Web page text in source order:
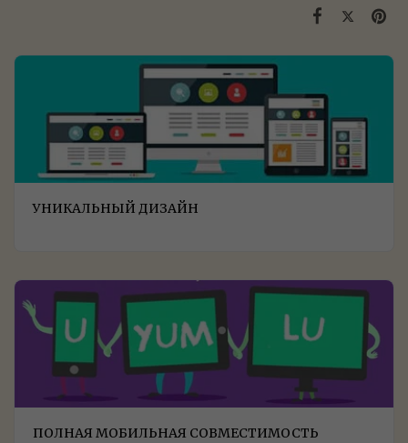
УНИКАЛЬНЫЙ ДИЗАЙН
ПОЛНАЯ МОБИЛЬНАЯ СОВМЕСТИМОСТЬ